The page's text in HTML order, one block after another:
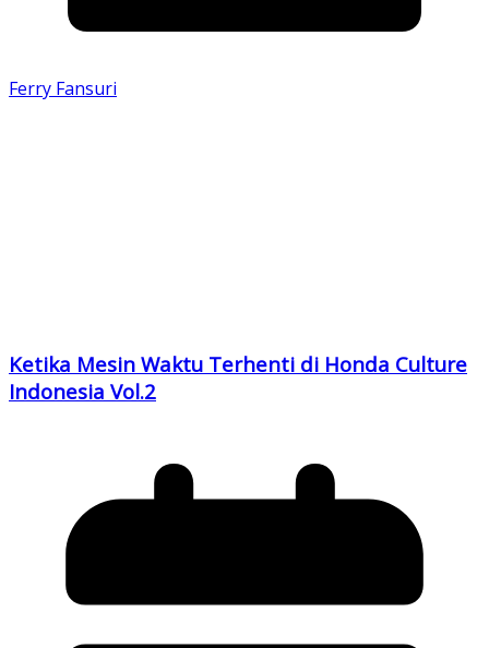
Ferry Fansuri
Ketika Mesin Waktu Terhenti di Honda Culture
Indonesia Vol.2